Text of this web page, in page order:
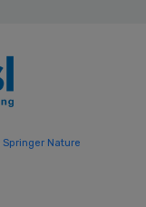
Springer Nature